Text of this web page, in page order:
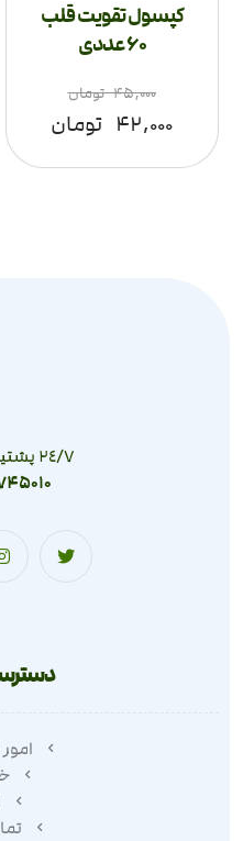
کپسول تقویت قلب
60 عددی
۴۵,۰۰۰ تومان
۴۲,۰۰۰ تومان
٢٤/٧ پشتیبانی رایگان: